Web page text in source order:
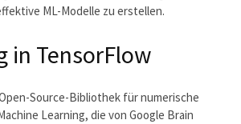
ML-Modelle zu erstellen.
in TensorFlow
Source-Bibliothek für numerische
Learning, die von Google Brain